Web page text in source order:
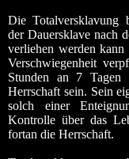
Die Totalversklavung
der Dauersklave nach
verliehen werden kann
Verschwiegenheit
Stunden an 7 Tagen
Herrschaft sein. Sein
solch einer
Kontrolle über das
fortan die Herrschaft.